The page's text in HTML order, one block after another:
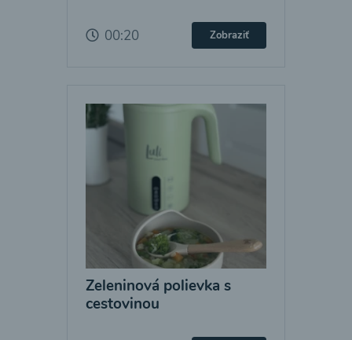
00:20 Zobraziť
Zeleninová polievka s
cestovinou